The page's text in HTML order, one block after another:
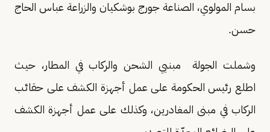
بسام المولوي، الصناعة جورج بوشكيان والزراعة عباس الحاج
حسن.
وشملت الجولة مبنيي الشحن والركاب في المطار، حيث
اطلع رئيس الحكومة على عمل أجهزة الكشف على حقائب
الركاب في مبنى المغادرين، وكذلك على عمل أجهزة الكشف